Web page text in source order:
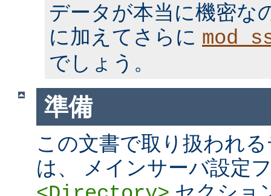
データが本当に機密な
に加えてさらに
でしょう。
準備
この文書で取り扱われ
は、 メインサーバ設定